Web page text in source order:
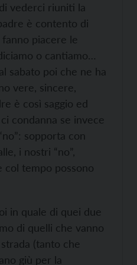
vederci riuniti la
è contento di
piacere le
o cantiamo…
sabato poi che ne ha
vere, sincere,
è così saggio ed
condanna se invece
sopporta con
i nostri “no”,
col tempo possono
in quale di quei due
di quelli che vanno
(tanto che
giù per la